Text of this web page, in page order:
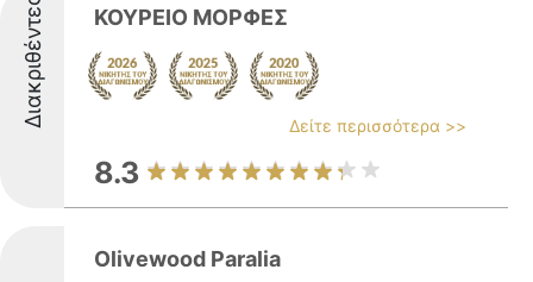
Διακριθέντες ΚΟΥΡΕΙΟ ΜΟΡΦΕΣ
Δείτε περισσότερα >>
8.3
Olivewood Paralia